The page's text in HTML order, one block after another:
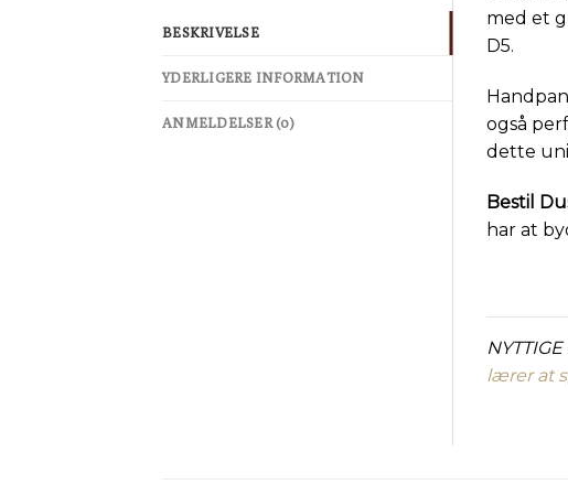
BESKRIVELSE
YDERLIGERE INFORMATION
ANMELDELSER (0)
med et
D5.
også
dette
Bestil
har at
lærer at